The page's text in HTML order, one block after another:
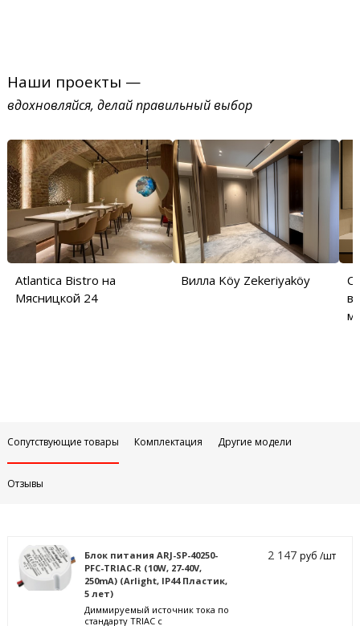
Наши проекты —
вдохновляйся, делай правильный выбор
Atlantica Bistro на
Мясницкой 24
Вилла Köy Zekeriyaköy
Сопутствующие товары Комплектация Другие модели
Отзывы
Блок питания ARJ-SP-40250-
PFC-TRIAC-R (10W, 27-40V,
250mA) (Arlight, IP44 Пластик,
5 лет)
Диммируемый источник тока по
стандарту TRIAC с
2 147руб /шт